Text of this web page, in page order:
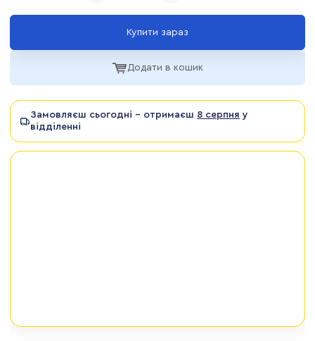
Додати в кошик
Замовляєш сьогодні - отримаєш 8 серпня у
відділенні
Купити зараз